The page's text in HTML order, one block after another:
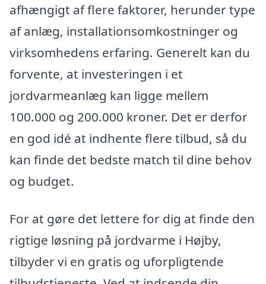
afhængigt af flere faktorer, herunder type
af anlæg, installationsomkostninger og
virksomhedens erfaring. Generelt kan du
forvente, at investeringen i et
jordvarmeanlæg kan ligge mellem
100.000 og 200.000 kroner. Det er derfor
en god idé at indhente flere tilbud, så du
kan finde det bedste match til dine behov
og budget.
For at gøre det lettere for dig at finde den
rigtige løsning på jordvarme i Højby,
tilbyder vi en gratis og uforpligtende